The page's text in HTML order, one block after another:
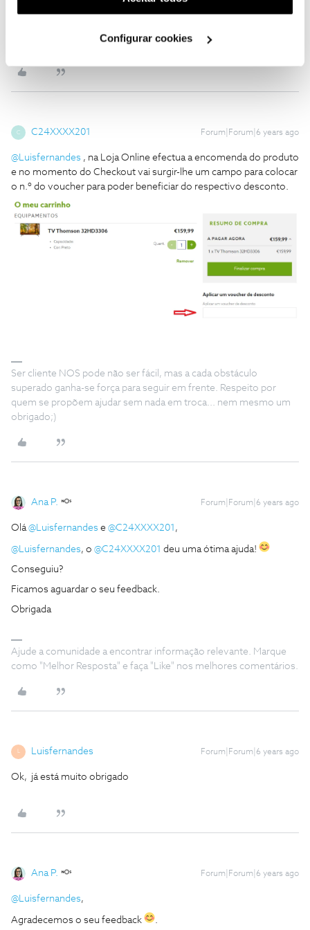
utilização dos cookies clicando em "Configurar
Configurar cookies
dentro do site, como é que se processa isto?
C C24XXXX201 Forum|Forum|6 years ago
@Luisfernandes , na Loja Online efectua a encomenda do produto
e no momento do Checkout vai surgir-lhe um campo para colocar
o n.º do voucher para poder beneficiar do respectivo desconto.
Ser cliente NOS pode não ser fácil, mas a cada obstáculo
superado ganha-se força para seguir em frente. Respeito por
quem se propõem ajudar sem nada em troca... nem mesmo um
obrigado;)
Ana P. Forum|Forum|6 years ago
Olá @Luisfernandes e @C24XXXX201 ,
@Luisfernandes, o @C24XXXX201 deu uma ótima ajuda!
Conseguiu?
Ficamos aguardar o seu feedback.
Obrigada
Ajude a comunidade a encontrar informação relevante. Marque
como "Melhor Resposta" e faça "Like" nos melhores comentários.
L Luisfernandes Forum|Forum|6 years ago
Ok, já está muito obrigado
Ana P. Forum|Forum|6 years ago
@Luisfernandes,
Agradecemos o seu feedback